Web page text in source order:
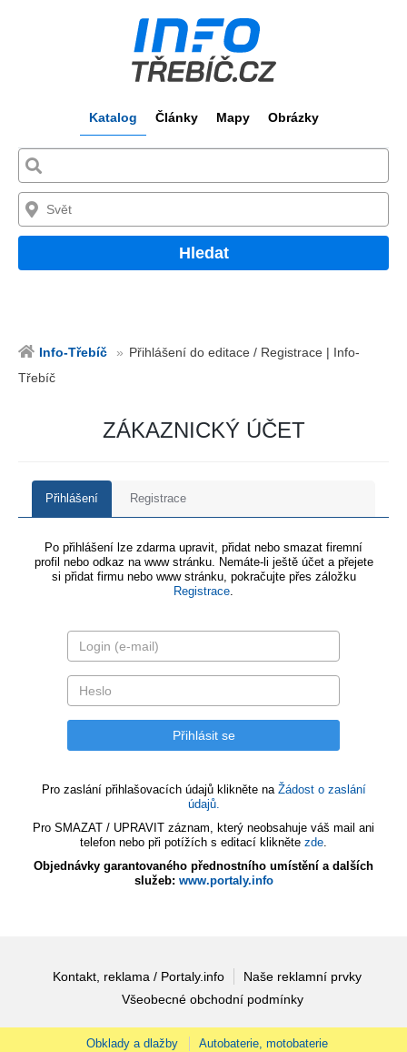
Katalog Články Mapy Obrázky
Hledat
Info-Třebíč
Přihlášení do editace / Registrace | Info-
Třebíč
ZÁKAZNICKÝ ÚČET
Přihlášení Registrace
Po přihlášení lze zdarma upravit, přidat nebo smazat firemní
profil nebo odkaz na www stránku. Nemáte-li ještě účet a přejete
si přidat firmu nebo www stránku, pokračujte přes záložku
Registrace.
Pro zaslání přihlašovacích údajů klikněte na Žádost o zaslání
údajů.
Pro SMAZAT / UPRAVIT záznam, který neobsahuje váš mail ani
telefon nebo při potížích s editací klikněte zde.
Objednávky garantovaného přednostního umístění a dalších
služeb: www.portaly.info
Kontakt, reklama / Portaly.info
Naše reklamní prvky
Všeobecné obchodní podmínky
Obklady a dlažby
Autobaterie, motobaterie